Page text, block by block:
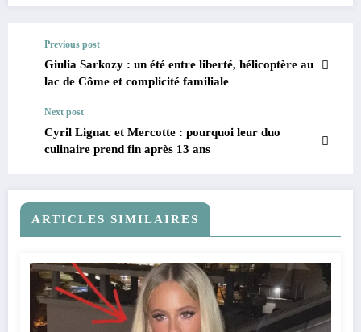
Previous post
Giulia Sarkozy : un été entre liberté, hélicoptère au
lac de Côme et complicité familiale
Next post
Cyril Lignac et Mercotte : pourquoi leur duo
culinaire prend fin après 13 ans
ARTICLES SIMILAIRES